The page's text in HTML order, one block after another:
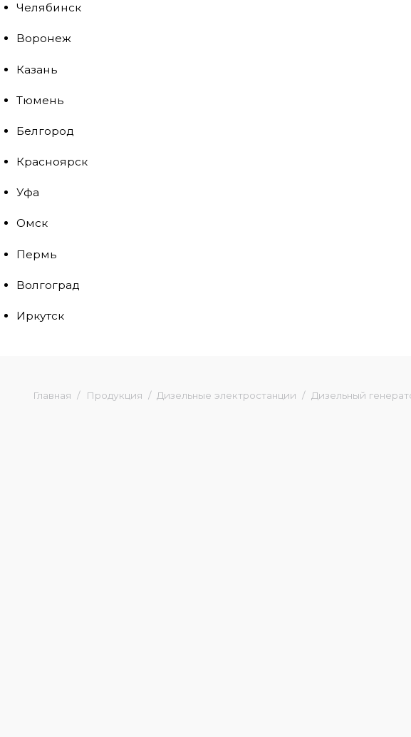
Челябинск
Воронеж
Казань
Тюмень
Белгород
Красноярск
Уфа
Омск
Пермь
Волгоград
Иркутск
Главная Продукция Дизельные электростанции Дизельный